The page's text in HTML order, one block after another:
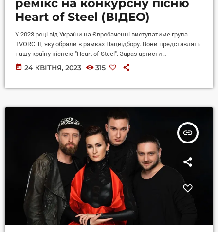
ремікс на конкурсну пісню
Heart of Steel (ВІДЕО)
У 2023 році від України на Євробаченні виступатиме група
TVORCHI, яку обрали в рамках Нацвідбору. Вони представлять
нашу країну піснею "Heart of Steel". Зараз артисти
представили ремікс на конкурсну композицію, а також
оновлений кліп. Відомо, що зйомки кліпу проходили в
today 24 КВІТНЯ, 2023 315
insert_link